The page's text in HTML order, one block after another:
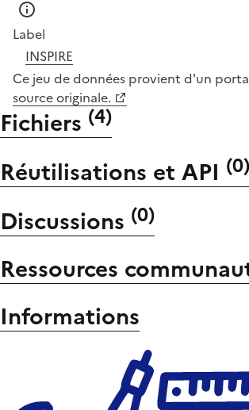
Label
INSPIRE
Ce jeu de données provient d'un
source originale.
Fichiers (4)
Réutilisations et API (0)
Discussions (0)
Ressources
Informations